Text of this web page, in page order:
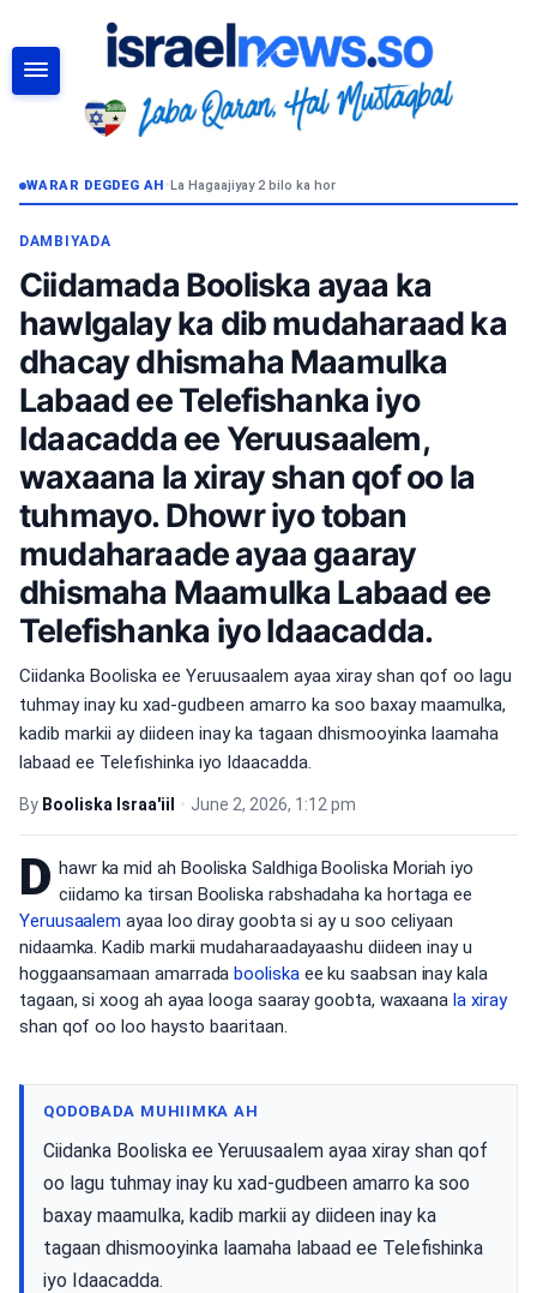
WARAR DEGDEG AH•La Hagaajiyay 2 bilo ka hor
DAMBIYADA
Ciidamada Booliska ayaa ka
hawlgalay ka dib mudaharaad ka
dhacay dhismaha Maamulka
Labaad ee Telefishanka iyo
Idaacadda ee Yeruusaalem,
waxaana la xiray shan qof oo la
tuhmayo. Dhowr iyo toban
mudaharaade ayaa gaaray
dhismaha Maamulka Labaad ee
Telefishanka iyo Idaacadda.
Ciidanka Booliska ee Yeruusaalem ayaa xiray shan qof oo lagu
tuhmay inay ku xad-gudbeen amarro ka soo baxay maamulka,
kadib markii ay diideen inay ka tagaan dhismooyinka laamaha
labaad ee Telefishinka iyo Idaacadda.
By Booliska Israa'iil • June 2, 2026, 1:12 pm
D hawr ka mid ah Booliska Saldhiga Booliska Moriah iyo
ciidamo ka tirsan Booliska rabshadaha ka hortaga ee
Yeruusaalem ayaa loo diray goobta si ay u soo celiyaan
nidaamka. Kadib markii mudaharaadayaashu diideen inay u
hoggaansamaan amarradabooliskaee ku saabsan inay kala
tagaan, si xoog ah ayaa looga saaray goobta, waxaanala xiray
shan qof oo loo haysto baaritaan.
QODOBADA MUHIIMKA AH
Ciidanka Booliska ee Yeruusaalem ayaa xiray shan qof
oo lagu tuhmay inay ku xad-gudbeen amarro ka soo
baxay maamulka, kadib markii ay diideen inay ka
tagaan dhismooyinka laamaha labaad ee Telefishinka
iyo Idaacadda.